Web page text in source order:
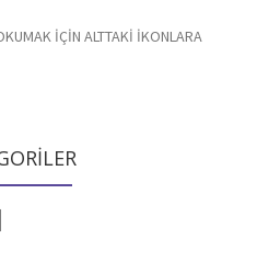
İÇİN ALTTAKİ İKONLARA